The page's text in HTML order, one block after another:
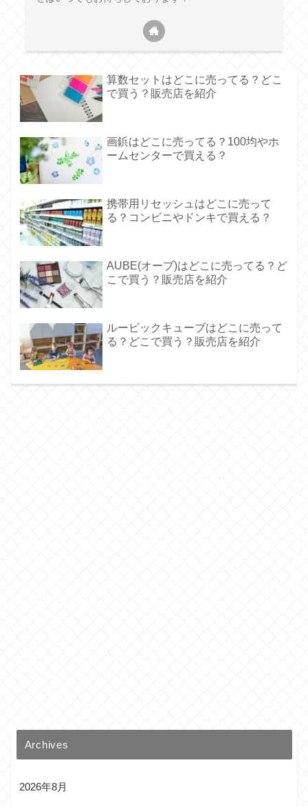
算数セットはどこに売ってる？どこ
で買う？販売店を紹介
画鋲はどこに売ってる？100均やホ
ームセンターで買える？
携帯用リセッシュはどこに売って
る？コンビニやドンキで買える？
AUBE(オーブ)はどこに売ってる？ど
こで買う？販売店を紹介
ルービックキューブはどこに売って
る？どこで買う？販売店を紹介
Archives
2026年8月